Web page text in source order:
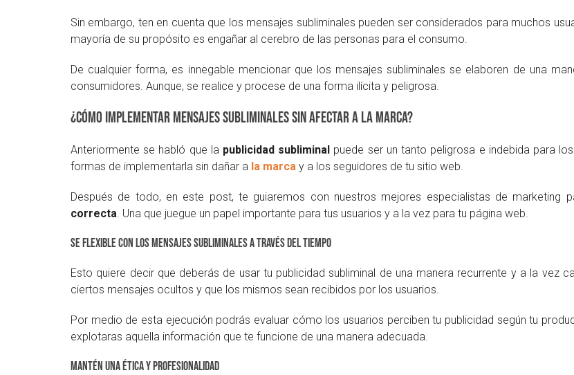
Sin embargo, ten en cuenta que los mensajes subliminales pueden ser considerados para muchos
mayoría de su propósito es engañar al cerebro de las personas para el consumo.
De cualquier forma, es innegable mencionar que los mensajes subliminales se elaboren de una
consumidores. Aunque, se realice y procese de una forma ilícita y peligrosa.
¿Cómo implementar mensajes subliminales sin afectar a la marca?
Anteriormente se habló que la publicidad subliminal puede ser un tanto peligrosa e indebida para
formas de implementarla sin dañar a la marca y a los seguidores de tu sitio web.
Después de todo, en este post, te guiaremos con nuestros mejores especialistas de marketing
correcta. Una que juegue un papel importante para tus usuarios y a la vez para tu página web.
Se flexible con los mensajes subliminales a través del tiempo
Esto quiere decir que deberás de usar tu publicidad subliminal de una manera recurrente y a la vez
ciertos mensajes ocultos y que los mismos sean recibidos por los usuarios.
Por medio de esta ejecución podrás evaluar cómo los usuarios perciben tu publicidad según tu
explotaras aquella información que te funcione de una manera adecuada.
Mantén una ética y profesionalidad